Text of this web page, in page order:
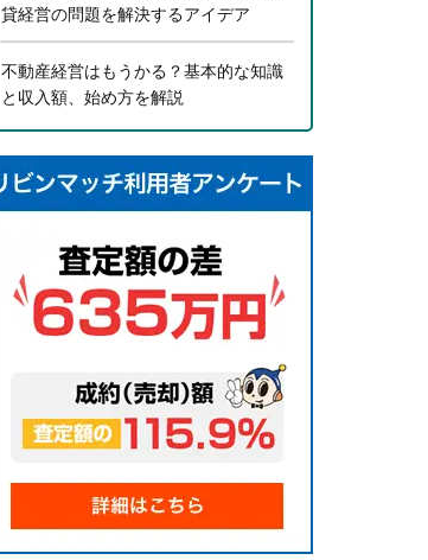
貸経営の問題を解決するアイデア
不動産経営はもうかる？基本的な知識
と収入額、始め方を解説